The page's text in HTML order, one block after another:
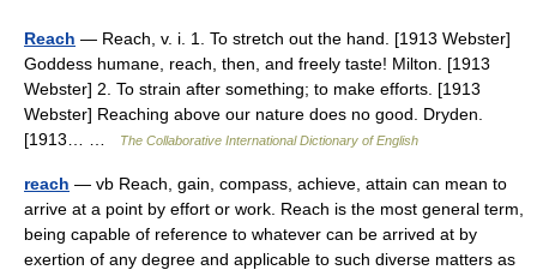
Reach — Reach, v. i. 1. To stretch out the hand. [1913 Webster]
Goddess humane, reach, then, and freely taste! Milton. [1913
Webster] 2. To strain after something; to make efforts. [1913
Webster] Reaching above our nature does no good. Dryden.
[1913… …
The Collaborative International Dictionary of English
reach — vb Reach, gain, compass, achieve, attain can mean to
arrive at a point by effort or work. Reach is the most general term,
being capable of reference to whatever can be arrived at by
exertion of any degree and applicable to such diverse matters as